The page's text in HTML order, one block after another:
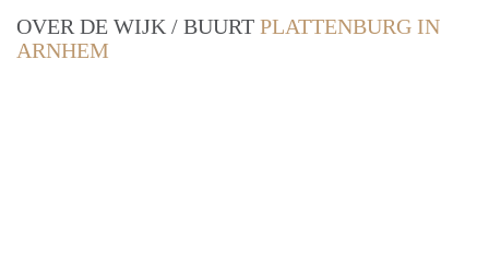
OVER DE WIJK / BUURT PLATTENBURG IN
ARNHEM